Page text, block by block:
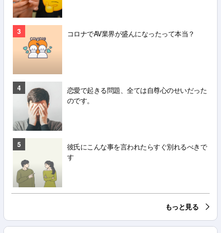
3 コロナでAV業界が盛んになったって本当？
4
恋愛で起きる問題、全ては自尊心のせいだった
のです。
5
彼氏にこんな事を言われたらすぐ別れるべきで
す
もっと見る